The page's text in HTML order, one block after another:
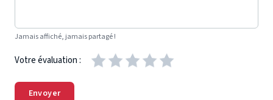
Jamais affiché, jamais partagé !
Votre évaluation :
Envoyer